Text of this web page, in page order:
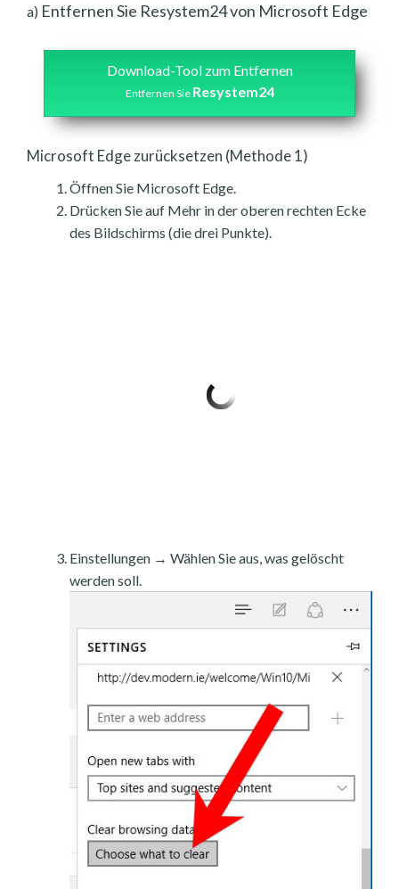
a) Entfernen Sie Resystem24 von Microsoft Edge
Download-Tool zum Entfernen
Entfernen Sie Resystem24
Microsoft Edge zurücksetzen (Methode 1)
Öffnen Sie Microsoft Edge.
Drücken Sie auf Mehr in der oberen rechten Ecke
des Bildschirms (die drei Punkte).
Einstellungen → Wählen Sie aus, was gelöscht
werden soll.